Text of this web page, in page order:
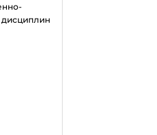
дисциплин